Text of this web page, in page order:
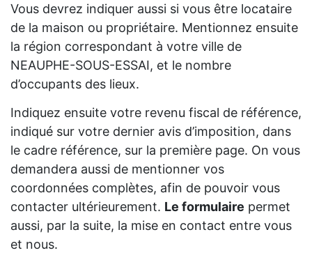
Vous devrez indiquer aussi si vous être locataire
de la maison ou propriétaire. Mentionnez ensuite
la région correspondant à votre ville de
NEAUPHE-SOUS-ESSAI, et le nombre
d’occupants des lieux.
Indiquez ensuite votre revenu fiscal de référence,
indiqué sur votre dernier avis d’imposition, dans
le cadre référence, sur la première page. On vous
demandera aussi de mentionner vos
coordonnées complètes, afin de pouvoir vous
contacter ultérieurement. Le formulaire permet
aussi, par la suite, la mise en contact entre vous
et nous.